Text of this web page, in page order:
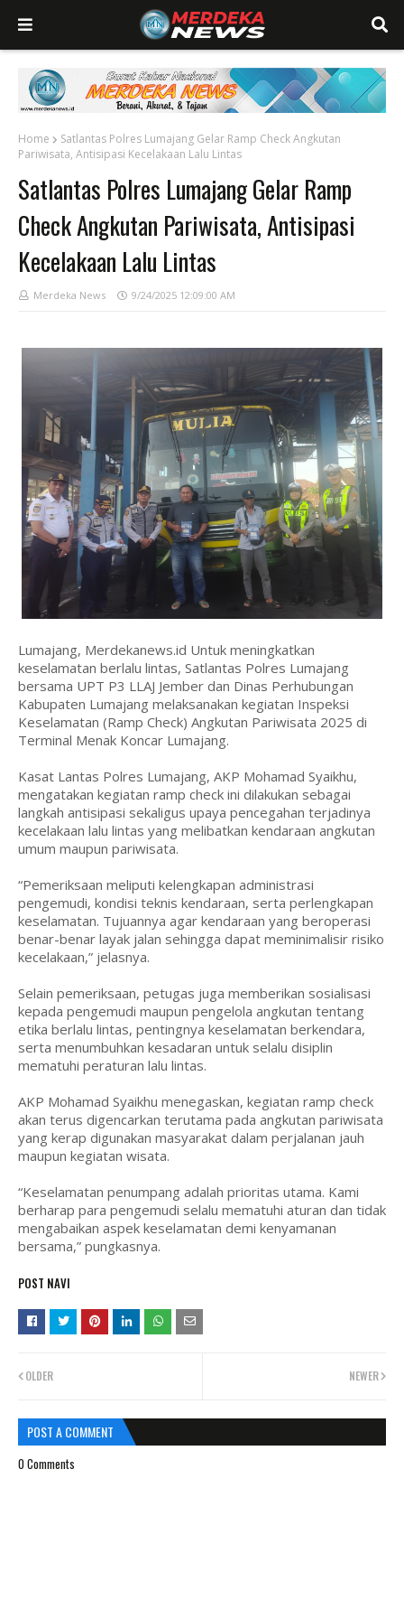
Home
Satlantas Polres Lumajang Gelar Ramp Check Angkutan
Pariwisata, Antisipasi Kecelakaan Lalu Lintas
Satlantas Polres Lumajang Gelar Ramp
Check Angkutan Pariwisata, Antisipasi
Kecelakaan Lalu Lintas
Merdeka News 9/24/2025 12:09:00 AM
Lumajang, Merdekanews.id Untuk meningkatkan
keselamatan berlalu lintas, Satlantas Polres Lumajang
bersama UPT P3 LLAJ Jember dan Dinas Perhubungan
Kabupaten Lumajang melaksanakan kegiatan Inspeksi
Keselamatan (Ramp Check) Angkutan Pariwisata 2025 di
Terminal Menak Koncar Lumajang.
Kasat Lantas Polres Lumajang, AKP Mohamad Syaikhu,
mengatakan kegiatan ramp check ini dilakukan sebagai
langkah antisipasi sekaligus upaya pencegahan terjadinya
kecelakaan lalu lintas yang melibatkan kendaraan angkutan
umum maupun pariwisata.
“Pemeriksaan meliputi kelengkapan administrasi
pengemudi, kondisi teknis kendaraan, serta perlengkapan
keselamatan. Tujuannya agar kendaraan yang beroperasi
benar-benar layak jalan sehingga dapat meminimalisir risiko
kecelakaan,” jelasnya.
Selain pemeriksaan, petugas juga memberikan sosialisasi
kepada pengemudi maupun pengelola angkutan tentang
etika berlalu lintas, pentingnya keselamatan berkendara,
serta menumbuhkan kesadaran untuk selalu disiplin
mematuhi peraturan lalu lintas.
AKP Mohamad Syaikhu menegaskan, kegiatan ramp check
akan terus digencarkan terutama pada angkutan pariwisata
yang kerap digunakan masyarakat dalam perjalanan jauh
maupun kegiatan wisata.
“Keselamatan penumpang adalah prioritas utama. Kami
berharap para pengemudi selalu mematuhi aturan dan tidak
mengabaikan aspek keselamatan demi kenyamanan
bersama,” pungkasnya.
POST NAVI
NEWER
OLDER
POST A COMMENT
0 Comments